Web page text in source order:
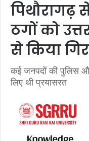
पिथौरागढ़
ठगों को
से किया
कई जनपदों की पुलिस और
लिए थी प्रयासरत